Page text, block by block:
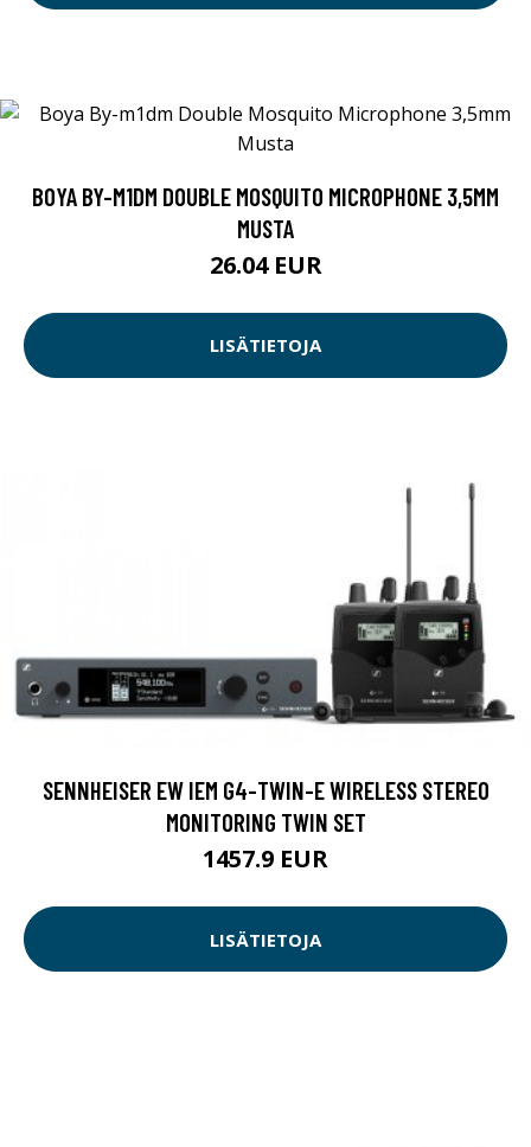
BOYA BY-M1DM DOUBLE MOSQUITO MICROPHONE 3,5MM
MUSTA
26.04 EUR
LISÄTIETOJA
SENNHEISER EW IEM G4-TWIN-E WIRELESS STEREO
MONITORING TWIN SET
1457.9 EUR
LISÄTIETOJA